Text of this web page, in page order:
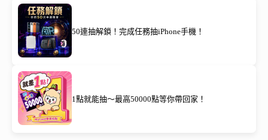
50連抽解鎖！完成任務抽iPhone手機！
1點就能抽～最高50000點等你帶回家！